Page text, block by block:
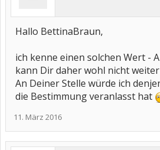
Hallo BettinaBraun,
ich kenne einen solchen Wert -
kann Dir daher wohl nicht
An Deiner Stelle würde ich
die Bestimmung veranlasst hat
11. März 2016